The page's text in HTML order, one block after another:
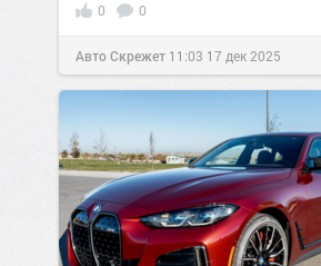
0 0
Авто Скрежет 11:03 17 дек 2025